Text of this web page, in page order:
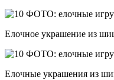
Елочное украшение из
Елочные украшения из